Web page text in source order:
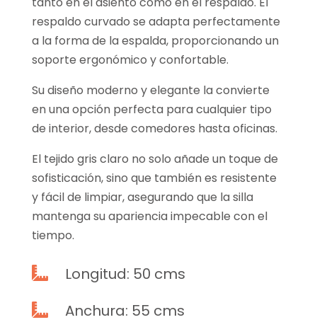
respaldo curvado se adapta perfectamente
a la forma de la espalda, proporcionando un
soporte ergonómico y confortable.
Su diseño moderno y elegante la convierte
en una opción perfecta para cualquier tipo
de interior, desde comedores hasta oficinas.
El tejido gris claro no solo añade un toque de
sofisticación, sino que también es resistente
y fácil de limpiar, asegurando que la silla
mantenga su apariencia impecable con el
tiempo.
 Longitud: 50 cms
 Anchura: 55 cms